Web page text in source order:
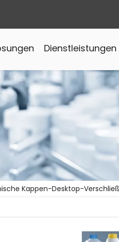
Dienstleistungen
Kappen-Desktop-